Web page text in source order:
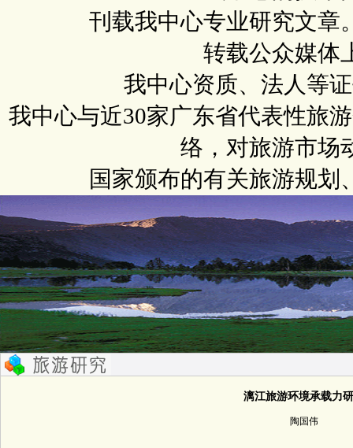
刊载我中心专业研究文章
转载公众媒体
我中心资质、法人等
我中心与近30家广东省代表性旅
络，对旅游市场
国家颁布的有关旅游规划
漓江旅游环境承载力
陶国伟